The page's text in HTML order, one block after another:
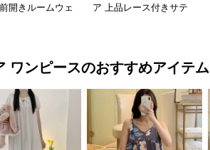
開きルームウェ
ア 上品レース付きサテ
ワンピースのおすすめアイテム